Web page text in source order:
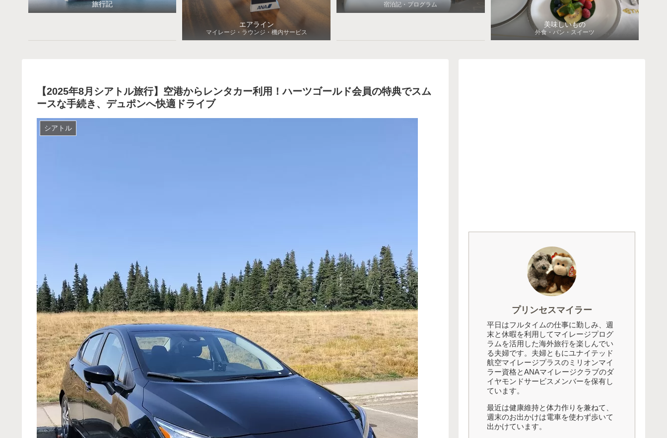
旅行記
エアライン
マイレージ・ラウンジ・機内サービス
宿泊記・プログラム
美味しいもの
外食・パン・スイーツ
【2025年8月シアトル旅行】空港からレンタカー利用！ハーツゴールド会員の特典でスム
ースな手続き、デュポンへ快適ドライブ
シアトル
プリンセスマイラー
平日はフルタイムの仕事に勤しみ、週
末と休暇を利用してマイレージプログ
ラムを活用した海外旅行を楽しんでい
る夫婦です。夫婦ともにユナイテッド
航空マイレージプラスのミリオンマイ
ラー資格とANAマイレージクラブのダ
イヤモンドサービスメンバーを保有し
ています。
最近は健康維持と体力作りを兼ねて、
週末のお出かけは電車を使わず歩いて
出かけています。